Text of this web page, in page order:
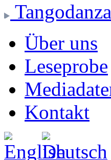
Tangodanza
Über uns
Leseprobe
Kontakt